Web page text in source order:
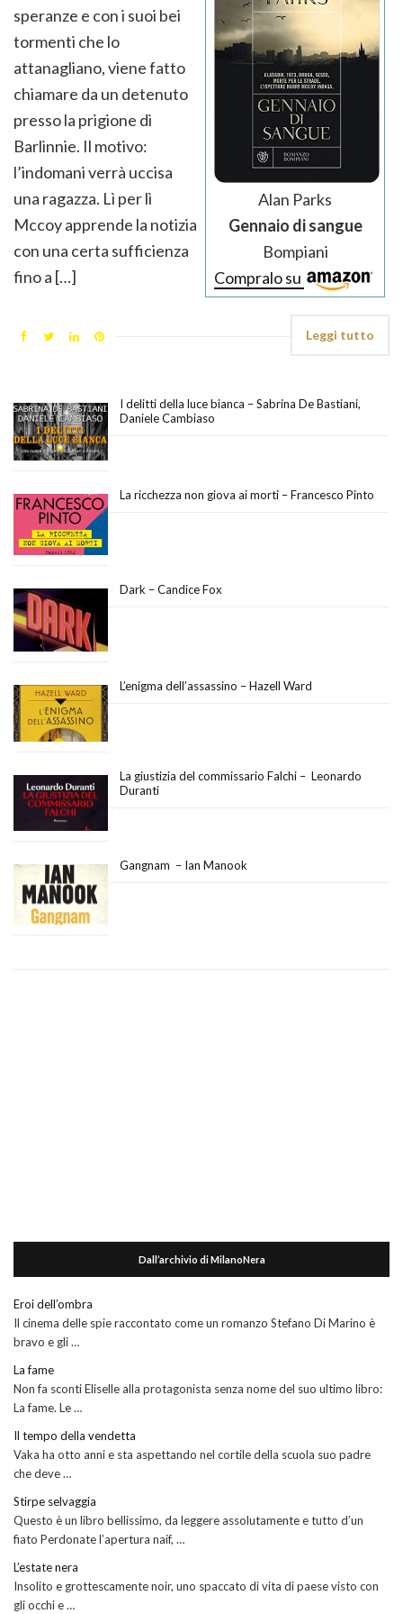
Alan Parks
Gennaio di sangue
Bompiani
Compralo su
speranze e con i suoi bei
tormenti che lo
attanagliano, viene fatto
chiamare da un detenuto
presso la prigione di
Barlinnie. Il motivo:
l’indomani verrà uccisa
una ragazza. Lì per lì
Mccoy apprende la notizia
con una certa sufficienza
fino a […]
Leggi tutto
I delitti della luce bianca – Sabrina De Bastiani,
Daniele Cambiaso
La ricchezza non giova ai morti – Francesco Pinto
Dark – Candice Fox
L’enigma dell’assassino – Hazell Ward
La giustizia del commissario Falchi – Leonardo
Duranti
Gangnam – Ian Manook
Dall’archivio di MilanoNera
Eroi dell’ombra
Il cinema delle spie raccontato come un romanzo Stefano Di Marino è
bravo e gli …
La fame
Non fa sconti Eliselle alla protagonista senza nome del suo ultimo libro:
La fame. Le …
Il tempo della vendetta
Vaka ha otto anni e sta aspettando nel cortile della scuola suo padre
che deve …
Stirpe selvaggia
Questo è un libro bellissimo, da leggere assolutamente e tutto d’un
fiato Perdonate l’apertura naif, …
L’estate nera
Insolito e grottescamente noir, uno spaccato di vita di paese visto con
gli occhi e …